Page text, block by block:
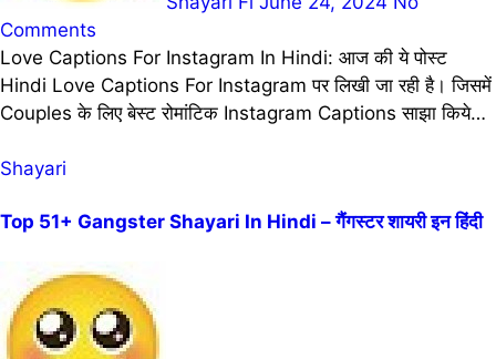
Comments
Love Captions For Instagram In Hindi: आज की ये पोस्ट
Hindi Love Captions For Instagram पर लिखी जा रही है। जिसमें
Couples के लिए बेस्ट रोमांटिक Instagram Captions साझा किये…
Shayari
Top 51+ Gangster Shayari In Hindi – गैंगस्टर शायरी इन हिंदी